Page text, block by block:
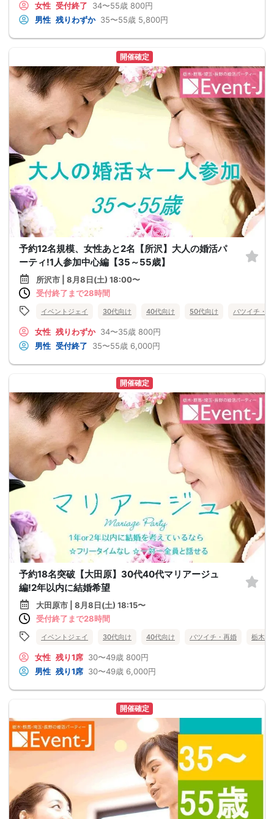
女性 受付終了 34〜55歳 800円
男性 残りわずか 35〜55歳 5,800円
開催確定
予約12名規模、女性あと2名【所沢】大人の婚活パ
ーティ!1人参加中心編【35～55歳】
所沢市 | 8月8日(土) 18:00〜
受付終了まで28時間
イベントジェイ 30代向け 40代向け 50代向け バツイチ・
女性 残りわずか 34〜35歳 800円
男性 受付終了 35〜55歳 6,000円
開催確定
予約18名突破【大田原】30代40代マリアージュ
編!2年以内に結婚希望
大田原市 | 8月8日(土) 18:15〜
受付終了まで28時間
イベントジェイ 30代向け 40代向け バツイチ・再婚 栃木県
女性 残り1席 30〜49歳 800円
男性 残り1席 30〜49歳 6,000円
開催確定